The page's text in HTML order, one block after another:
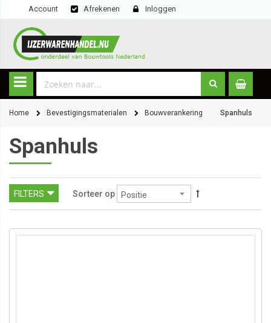
Account Afrekenen Inloggen
Home Bevestigingsmaterialen Bouwverankering Spanhuls
Spanhuls
FILTERS Sorteer op